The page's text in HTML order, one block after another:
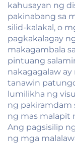
kahusayan ng
pakinabang sa
silid-kalakal, o
pagkakalagay
makagambala
pintuang
nakagagalaw
tanawin
lumilikha ng
ng pakiramdam
ng mas malapit
Ang pagsisilip
ng mga